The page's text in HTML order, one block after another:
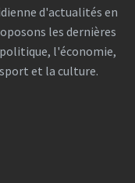
d'actualités en
les dernières
l'économie,
et la culture.